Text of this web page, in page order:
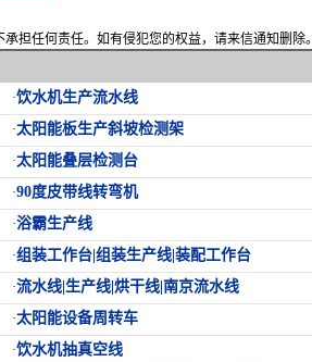
担任何责任。如有侵犯您的权益，请来信通知删除。
·饮水机生产流水线
·太阳能板生产斜坡检测架
·太阳能叠层检测台
·90度皮带线转弯机
·浴霸生产线
·组装工作台|组装生产线|装配工作台
·流水线|生产线|烘干线|南京流水线
·太阳能设备周转车
·饮水机抽真空线